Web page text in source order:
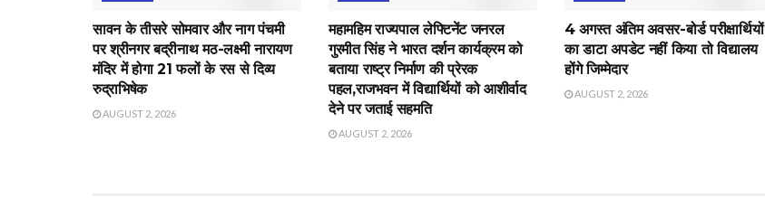
सावन के तीसरे सोमवार और नाग पंचमी
पर श्रीनगर बद्रीनाथ मठ-लक्ष्मी नारायण
मंदिर में होगा 21 फलों के रस से दिव्य
रुद्राभिषेक
AUGUST 2, 2026
महामहिम राज्यपाल लेफ्टिनेंट जनरल
गुरमीत सिंह ने भारत दर्शन कार्यक्रम को
बताया राष्ट्र निर्माण की प्रेरक
पहल,राजभवन में विद्यार्थियों को आशीर्वाद
देने पर जताई सहमति
AUGUST 2, 2026
4 अगस्त अंतिम अवसर-बोर्ड परीक्षार्थियों
का डाटा अपडेट नहीं किया तो विद्यालय
होंगे जिम्मेदार
AUGUST 2, 2026